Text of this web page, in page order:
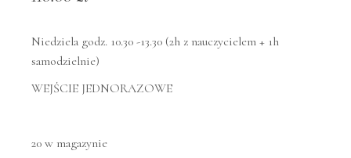
Niedziela godz. 10.30 -13.30 (2h z nauczycielem + 1h
samodzielnie)
WEJŚCIE JEDNORAZOWE
20 w magazynie